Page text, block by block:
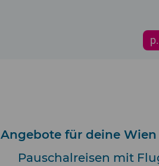
Angebote für deine Wien
Pauschalreisen mit